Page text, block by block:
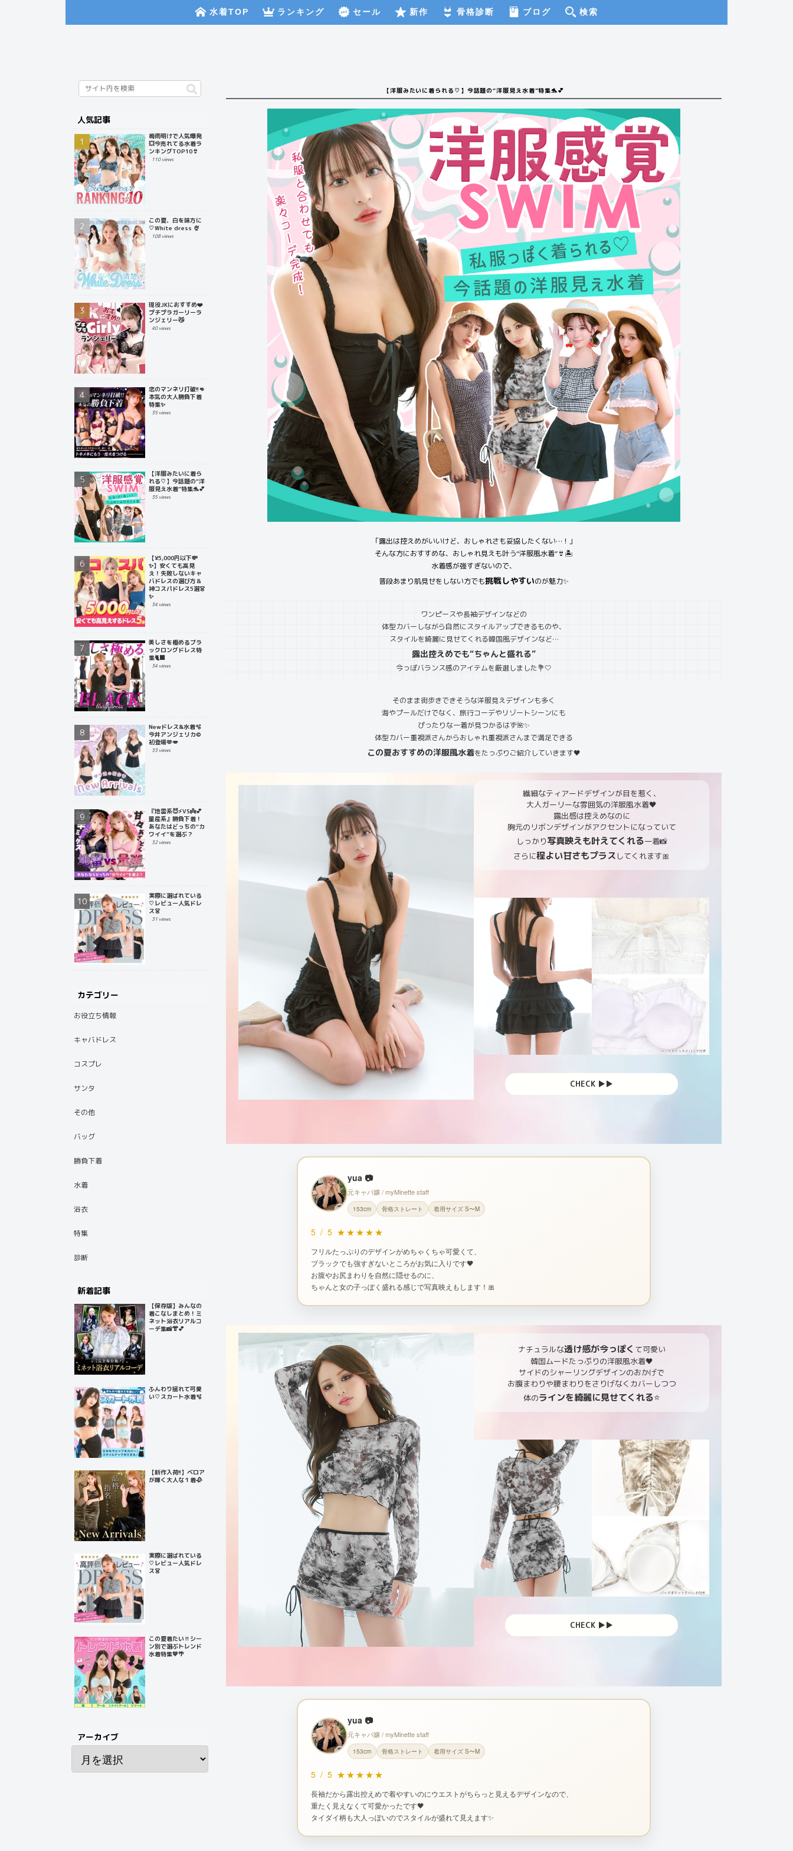
水着TOP ランキング セール 新作 骨格診断 ブログ 検索
【洋服みたいに着られる♡】今話題の“洋服見え水着”特集🐬💕
「露出は控えめがいいけど、おしゃれさも妥協したくない…！」
そんな方におすすめな、おしゃれ見えも叶う“洋服風水着”👙🏝️
水着感が強すぎないので、
普段あまり肌見せをしない方でも挑戦しやすいのが魅力✨
ワンピースや長袖デザインなどの
体型カバーしながら自然にスタイルアップできるものや、
スタイルを綺麗に見せてくれる韓国風デザインなど…
露出控えめでも“ちゃんと盛れる”
今っぽバランス感のアイテムを厳選しました💐🤍
そのまま街歩きできそうな洋服見えデザインも多く
海やプールだけでなく、旅行コーデやリゾートシーンにも
ぴったりな一着が見つかるはず🌺✨
体型カバー重視派さんからおしゃれ重視派さんまで満足できる
この夏おすすめの洋服風水着をたっぷりご紹介していきます🖤
繊細なティアードデザインが目を惹く、
大人ガーリーな雰囲気の洋服風水着🖤
露出感は控えめなのに
胸元のリボンデザインがアクセントになっていて
しっかり写真映えも叶えてくれる一着📸
さらに程よい甘さもプラス してくれます🎀
CHECK ▶︎▶︎
yua 📷
元キャバ嬢 / myMinette staff
153cm 骨格ストレート 着用サイズ S〜M
5 / 5 ★★★★★
フリルたっぷりのデザインがめちゃくちゃ可愛くて、
ブラックでも強すぎないところがお気に入りです🖤
お腹やお尻まわりを自然に隠せるのに、
ちゃんと女の子っぽく盛れる感じで写真映えもします！🎀
ナチュラルな透け感が今っぽく て可愛い
韓国ムードたっぷりの洋服風水着🖤
サイドのシャーリングデザインのおかげで
お腹まわりや腰まわりをさりげなくカバーしつつ
体のラインを綺麗に見せてくれる⭐️
CHECK ▶︎▶︎
yua 📷
元キャバ嬢 / myMinette staff
153cm 骨格ストレート 着用サイズ S〜M
5 / 5 ★★★★★
長袖だから露出控えめで着やすいのにウエストがちらっと見えるデザインなので、
重たく見えなくて可愛かったです🖤
タイダイ柄も大人っぽいのでスタイルが盛れて見えます✨
人気記事
梅雨明けで人気爆発
💥今売れてる水着ラ
ンキングTOP10👙
110 views
この夏、白を味方に
♡White dress 🍨
108 views
現役JKにおすすめ❤️
プチプラガーリーラ
ンジェリー😼
40 views
恋のマンネリ打破!!👊
本気の大人勝負下着
特集✨
35 views
【洋服みたいに着ら
れる♡】今話題の“洋
服見え水着”特集🐬💕
35 views
【¥5,000円以下💸
✨】安くても高見
え！失敗しないキャ
バドレスの選び方＆
神コスパドレス5選👗
✨
34 views
美しさを極めるブラ
ックロングドレス特
集🐈‍⬛
34 views
Newドレス&水着🫧
今井アンジェリカ©
初登場🫶💋
33 views
『地雷系😈⚡️VS👼💕
量産系』勝負下着！
あなたはどっちの“カ
ワイイ”を選ぶ？
32 views
実際に選ばれている
♡レビュー人気ドレ
ス👗
31 views
カテゴリー
お役立ち情報
キャバドレス
コスプレ
サンタ
その他
バッグ
勝負下着
水着
浴衣
特集
診断
新着記事
【保存版】みんなの
着こなしまとめ！ミ
ネット浴衣リアルコ
ーデ集📸👘💕
ふんわり揺れて可愛
い♡スカート水着🫧
【新作入荷!!】ベロア
が輝く大人な１着🥀
実際に選ばれている
♡レビュー人気ドレ
ス👗
この夏着たい‼️シー
ン別で選ぶトレンド
水着特集💙🌴
アーカイブ